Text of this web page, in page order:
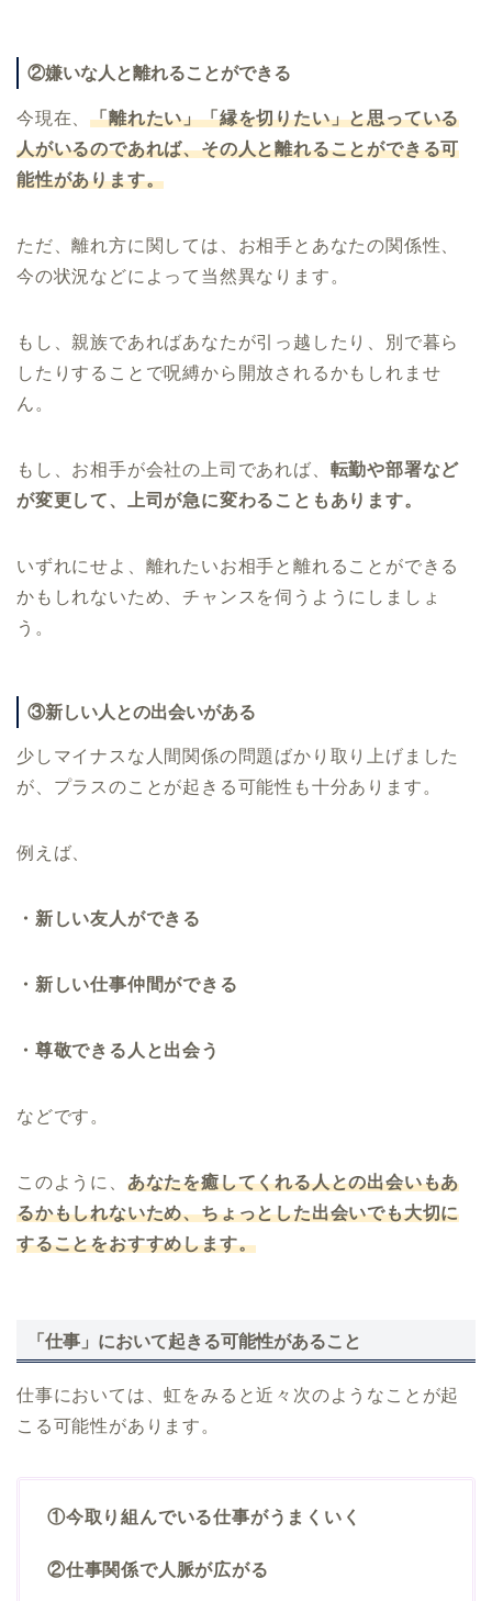
②嫌いな人と離れることができる
今現在、「離れたい」「縁を切りたい」と思っている
人がいるのであれば、その人と離れることができる可
能性があります。
ただ、離れ方に関しては、お相手とあなたの関係性、
今の状況などによって当然異なります。
もし、親族であればあなたが引っ越したり、別で暮ら
したりすることで呪縛から開放されるかもしれませ
ん。
もし、お相手が会社の上司であれば、 転勤や部署など
が変更して、上司が急に変わることもあります。
いずれにせよ、離れたいお相手と離れることができる
かもしれないため、チャンスを伺うようにしましょ
う。
③新しい人との出会いがある
少しマイナスな人間関係の問題ばかり取り上げました
が、プラスのことが起きる可能性も十分あります。
例えば、
・新しい友人ができる
・新しい仕事仲間ができる
・尊敬できる人と出会う
などです。
このように、 あなたを癒してくれる人との出会いもあ
るかもしれないため、ちょっとした出会いでも大切に
することをおすすめします。
「仕事」において起きる可能性があること
仕事においては、虹をみると近々次のようなことが起
こる可能性があります。
①今取り組んでいる仕事がうまくいく
②仕事関係で人脈が広がる